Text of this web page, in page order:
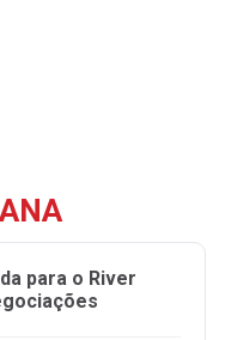
para o River